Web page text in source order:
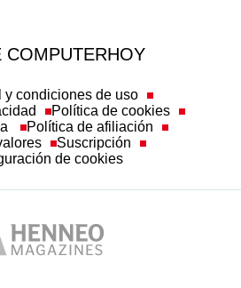
COMPUTERHOY
y condiciones de uso
Política de cookies
Política de afiliación
Suscripción
de cookies